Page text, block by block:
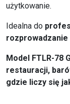
użytkowanie.
Idealna do
rozprowadzanie
Model FTLR-78
restauracji,
gdzie liczy się